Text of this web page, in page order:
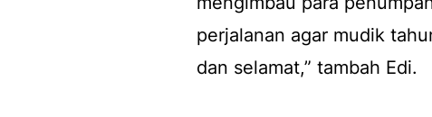
perjalanan agar mudik
dan selamat,” tambah Edi.